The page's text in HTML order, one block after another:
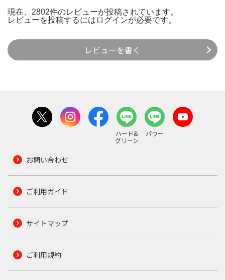
現在、2802件のレビューが投稿されています。
レビューを投稿するには ログインが必要です。
レビューを書く
ハード&
グリーン
パワー
お問い合わせ
ご利用ガイド
サイトマップ
ご利用規約